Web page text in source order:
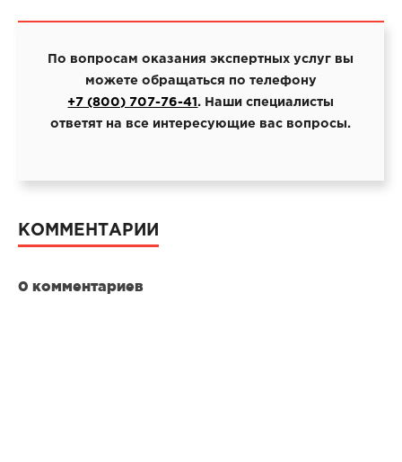
По вопросам оказания экспертных услуг вы
можете обращаться по телефону
+7 (800) 707-76-41. Наши специалисты
ответят на все интересующие вас вопросы.
КОММЕНТАРИИ
0 комментариев